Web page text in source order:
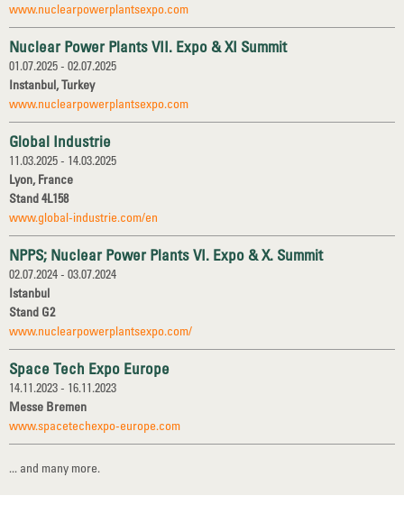
www.nuclearpowerplantsexpo.com
Nuclear Power Plants VII. Expo & XI Summit
01.07.2025 - 02.07.2025
Instanbul, Turkey
www.nuclearpowerplantsexpo.com
Global Industrie
11.03.2025 - 14.03.2025
Lyon, France
Stand 4L158
www.global-industrie.com/en
NPPS; Nuclear Power Plants VI. Expo & X. Summit
02.07.2024 - 03.07.2024
Istanbul
Stand G2
www.nuclearpowerplantsexpo.com/
Space Tech Expo Europe
14.11.2023 - 16.11.2023
Messe Bremen
www.spacetechexpo-europe.com
... and many more.